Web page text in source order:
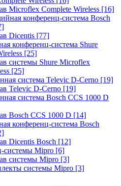
Microflex Complete Wireless [16]
конференц-система Bosch
Dicentis [77]
конференц-система Shure
[25]
системы Shure Microflex
[25]
система Televic D-Cerno [19]
Televic D-Cerno [19]
система Bosch CCS 1000 D
Bosch CCS 1000 D [14]
конференц-система Bosch
Dicentis Bosch [12]
системы Mipro [6]
системы Mipro [3]
системы Mipro [3]